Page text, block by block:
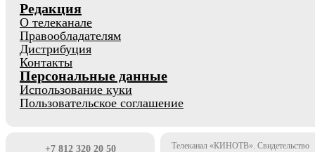
Редакция
О телеканале
Правообладателям
Дистрибуция
Контакты
Персональные данные
Использование куки
Пользовательское соглашение
+7 812 320 20 50
Телеканал «КИНОТВ». Свидетельство